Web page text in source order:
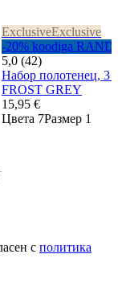
ExclusiveExclusive
-20% koodiga RAND
5,0 (42)
Набор полотенец, 3
FROST GREY
15,95 €
Цвета 7Размер 1
с политика